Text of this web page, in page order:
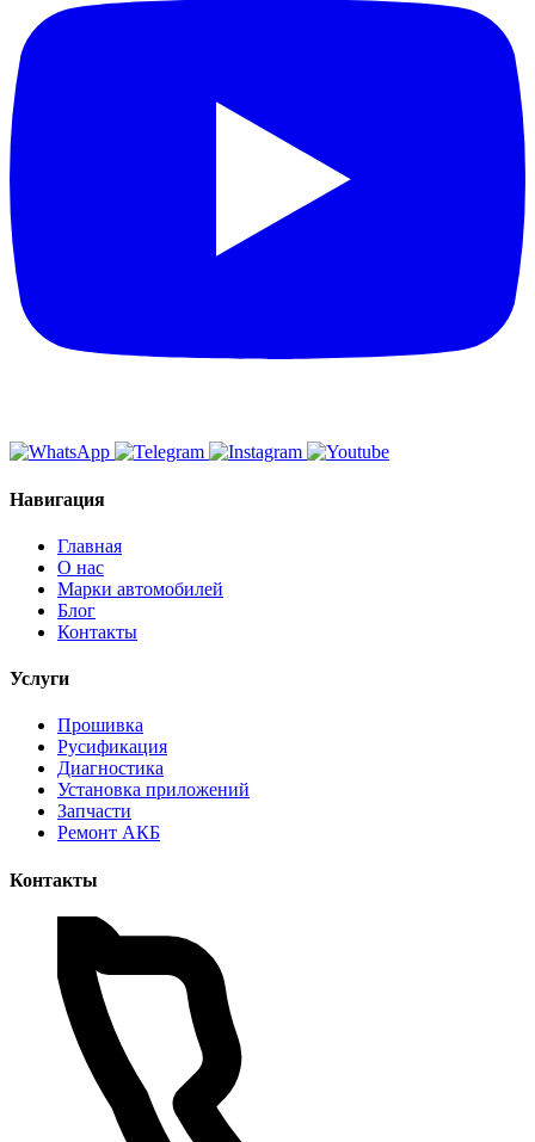
Навигация
Главная
О нас
Марки автомобилей
Блог
Контакты
Услуги
Прошивка
Русификация
Диагностика
Установка приложений
Запчасти
Ремонт АКБ
Контакты